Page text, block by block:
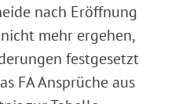
nach Eröffnung
mehr ergehen,
festgesetzt
FA Ansprüche aus